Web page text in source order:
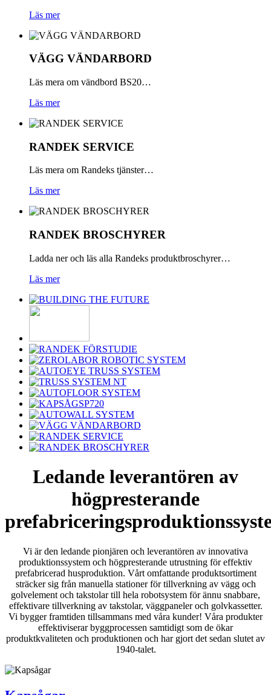
Läs mer
VÄGG VÄNDARBORD
Läs mera om vändbord BS20…
Läs mer
RANDEK SERVICE
Läs mera om Randeks tjänster…
Läs mer
RANDEK BROSCHYRER
Ladda ner och läs alla Randeks produktbroschyrer…
Läs mer
Ledande leverantören av
högpresterande
Vi är den ledande pionjären och leverantören av innovativa
produktionssystem och högpresterande utrustning för effektiv
prefabricerad husproduktion. Vårt omfattande produktsortiment
sträcker sig från manuella stationer för tillverkning av vägg och
golvelement och takstolar till hela robotsystem för ännu snabbare,
effektivare tillverkning av takstolar, väggpaneler och golvkassetter.
Vi bygger framtiden tillsammans med våra kunder! Våra produkter
effektiviserar byggprocessen samtidigt som de ökar
produktkvaliteten och produktionen och har gjort det sedan slutet av
1940-talet.